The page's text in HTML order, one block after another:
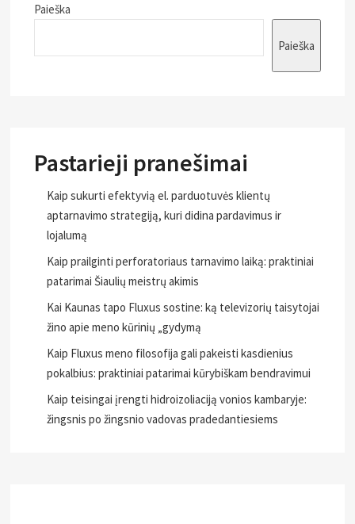
Paieška
Paieška
Pastarieji pranešimai
Kaip sukurti efektyvią el. parduotuvės klientų
aptarnavimo strategiją, kuri didina pardavimus ir
lojalumą
Kaip prailginti perforatoriaus tarnavimo laiką: praktiniai
patarimai Šiaulių meistrų akimis
Kai Kaunas tapo Fluxus sostine: ką televizorių taisytojai
žino apie meno kūrinių „gydymą
Kaip Fluxus meno filosofija gali pakeisti kasdienius
pokalbius: praktiniai patarimai kūrybiškam bendravimui
Kaip teisingai įrengti hidroizoliaciją vonios kambaryje:
žingsnis po žingsnio vadovas pradedantiesiems